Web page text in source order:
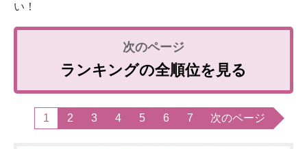
い！
ランキングの全順位を見る
1 2 3 4 5 6 7 次のページ